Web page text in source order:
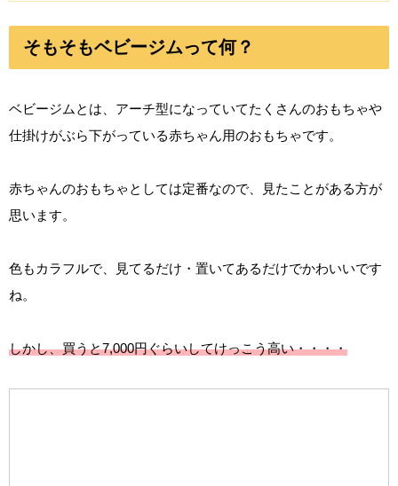
そもそもベビージムって何？
ベビージムとは、アーチ型になっていてたくさんのおもちゃや
仕掛けがぶら下がっている赤ちゃん用のおもちゃです。
赤ちゃんのおもちゃとしては定番なので、見たことがある方が
思います。
色もカラフルで、見てるだけ・置いてあるだけでかわいいです
ね。
しかし、買うと7,000円ぐらいしてけっこう高い・・・・